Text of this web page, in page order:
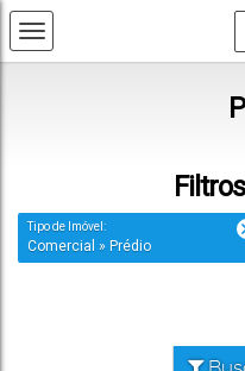
Tipo de Imóvel:
Comercial » Prédio